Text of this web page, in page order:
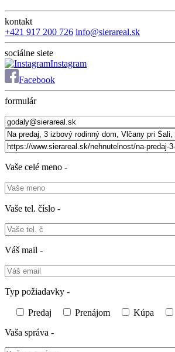
kontakt
+421 917 200 726 info@sierareal.sk
sociálne siete
Instagram
Facebook
formulár
Vaše celé meno -
Vaše tel. číslo -
Váš mail -
Typ požiadavky -
Predaj Prenájom Kúpa
Vaša správa -